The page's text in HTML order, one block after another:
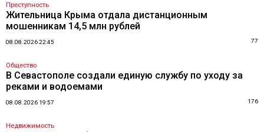
Преступность
Жительница Крыма отдала дистанционным
мошенникам 14,5 млн рублей
08.08.2026 22:45 77
Общество
В Севастополе создали единую службу по уходу за
реками и водоемами
08.08.2026 19:57 176
Недвижимость